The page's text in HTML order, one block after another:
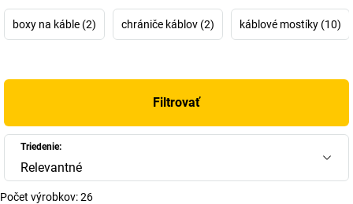
boxy na káble (2) chrániče káblov (2) káblové mostíky (10)
Filtrovať
Triedenie:
Relevantné
Počet výrobkov:26